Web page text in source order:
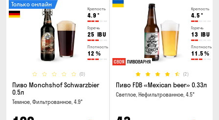
Крепость
4.9 °
Горечь
25 IBU
Плотность
12 %
(0)
Только онлайн
Пиво Monchshof Schwarzbier
0.5л
Темное, Фильтрованное, 4.9°
Крепость
4.5 °
Горечь
13 IBU
Плотность
11.5 %
(2)
Пиво FDB «Mexican beer» 0.33л
Светлое, Нефильтрованное, 4.5°